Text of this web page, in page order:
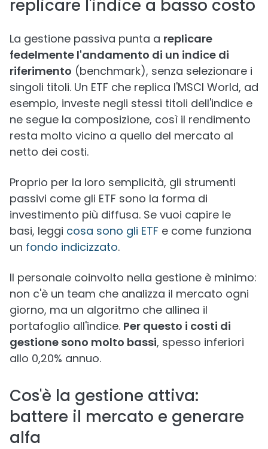
replicare l'indice a basso costo
La gestione passiva punta a replicare
fedelmente l'andamento di un indice di
riferimento (benchmark), senza selezionare i
singoli titoli. Un ETF che replica l'MSCI World, ad
esempio, investe negli stessi titoli dell'indice e
ne segue la composizione, così il rendimento
resta molto vicino a quello del mercato al
netto dei costi.
Proprio per la loro semplicità, gli strumenti
passivi come gli ETF sono la forma di
investimento più diffusa. Se vuoi capire le
basi, leggi cosa sono gli ETF e come funziona
un fondo indicizzato.
Il personale coinvolto nella gestione è minimo:
non c'è un team che analizza il mercato ogni
giorno, ma un algoritmo che allinea il
portafoglio all'indice. Per questo i costi di
gestione sono molto bassi, spesso inferiori
allo 0,20% annuo.
Cos'è la gestione attiva:
battere il mercato e generare
alfa